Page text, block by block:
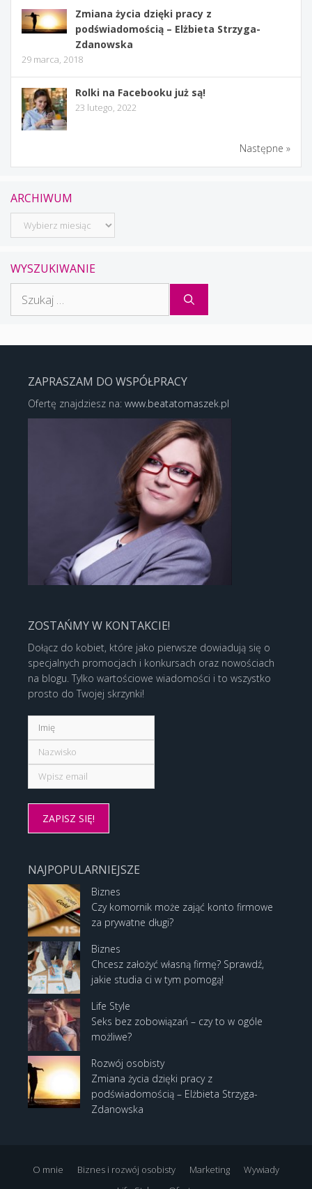
Zmiana życia dzięki pracy z
podświadomością – Elżbieta Strzyga-
Zdanowska
29 marca, 2018
Rolki na Facebooku już są!
23 lutego, 2022
Następne »
ARCHIWUM
Archiwum
WYSZUKIWANIE
ZAPRASZAM DO WSPÓŁPRACY
Ofertę znajdziesz na: www.beatatomaszek.pl
ZOSTAŃMY W KONTAKCIE!
Dołącz do kobiet, które jako pierwsze dowiadują się o
specjalnych promocjach i konkursach oraz nowościach
na blogu. Tylko wartościowe wiadomości i to wszystko
prosto do Twojej skrzynki!
NAJPOPULARNIEJSZE
Biznes
Czy komornik może zająć konto firmowe
za prywatne długi?
Biznes
Chcesz założyć własną firmę? Sprawdź,
jakie studia ci w tym pomogą!
Life Style
Seks bez zobowiązań – czy to w ogóle
możliwe?
Rozwój osobisty
Zmiana życia dzięki pracy z
podświadomością – Elżbieta Strzyga-
Zdanowska
O mnie Biznes i rozwój osobisty Marketing
Wywiady